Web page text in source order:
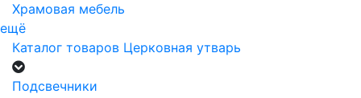
Храмовая мебель
ещё
Каталог товаров Церковная утварь
Подсвечники